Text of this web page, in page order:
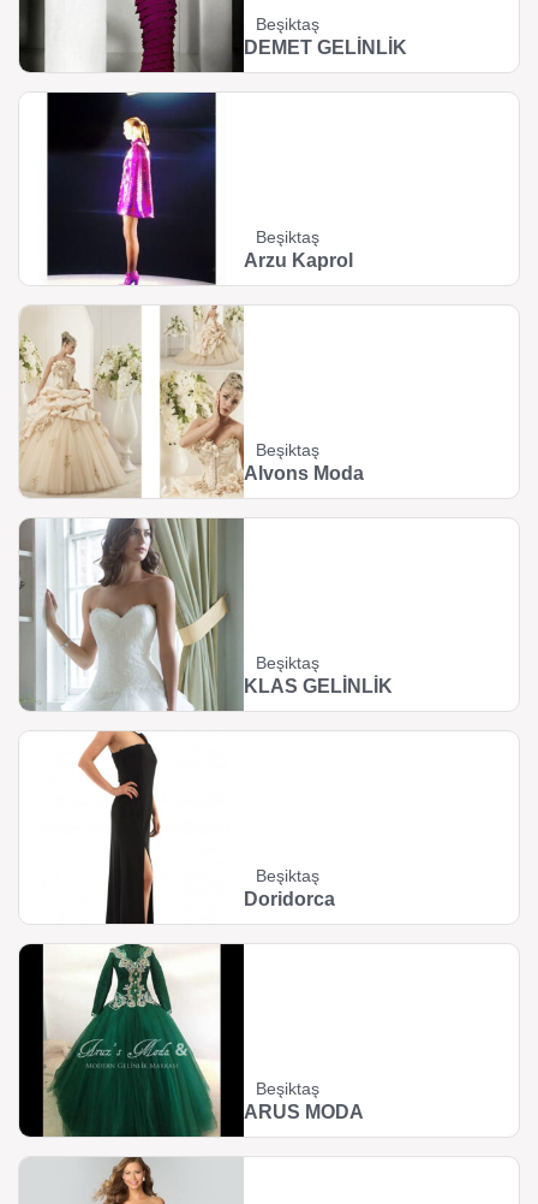
Beşiktaş
DEMET GELİNLİK
Beşiktaş
Arzu Kaprol
Beşiktaş
Alvons Moda
Beşiktaş
KLAS GELİNLİK
Beşiktaş
Doridorca
Beşiktaş
ARUS MODA